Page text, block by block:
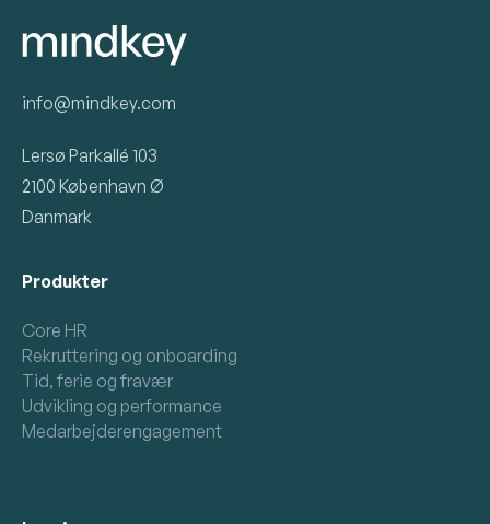
info@mindkey.com
Lersø Parkallé 103
2100 København Ø
Danmark
Produkter
Core HR
Rekruttering og onboarding
Tid, ferie og fravær
Udvikling og performance
Medarbejderengagement